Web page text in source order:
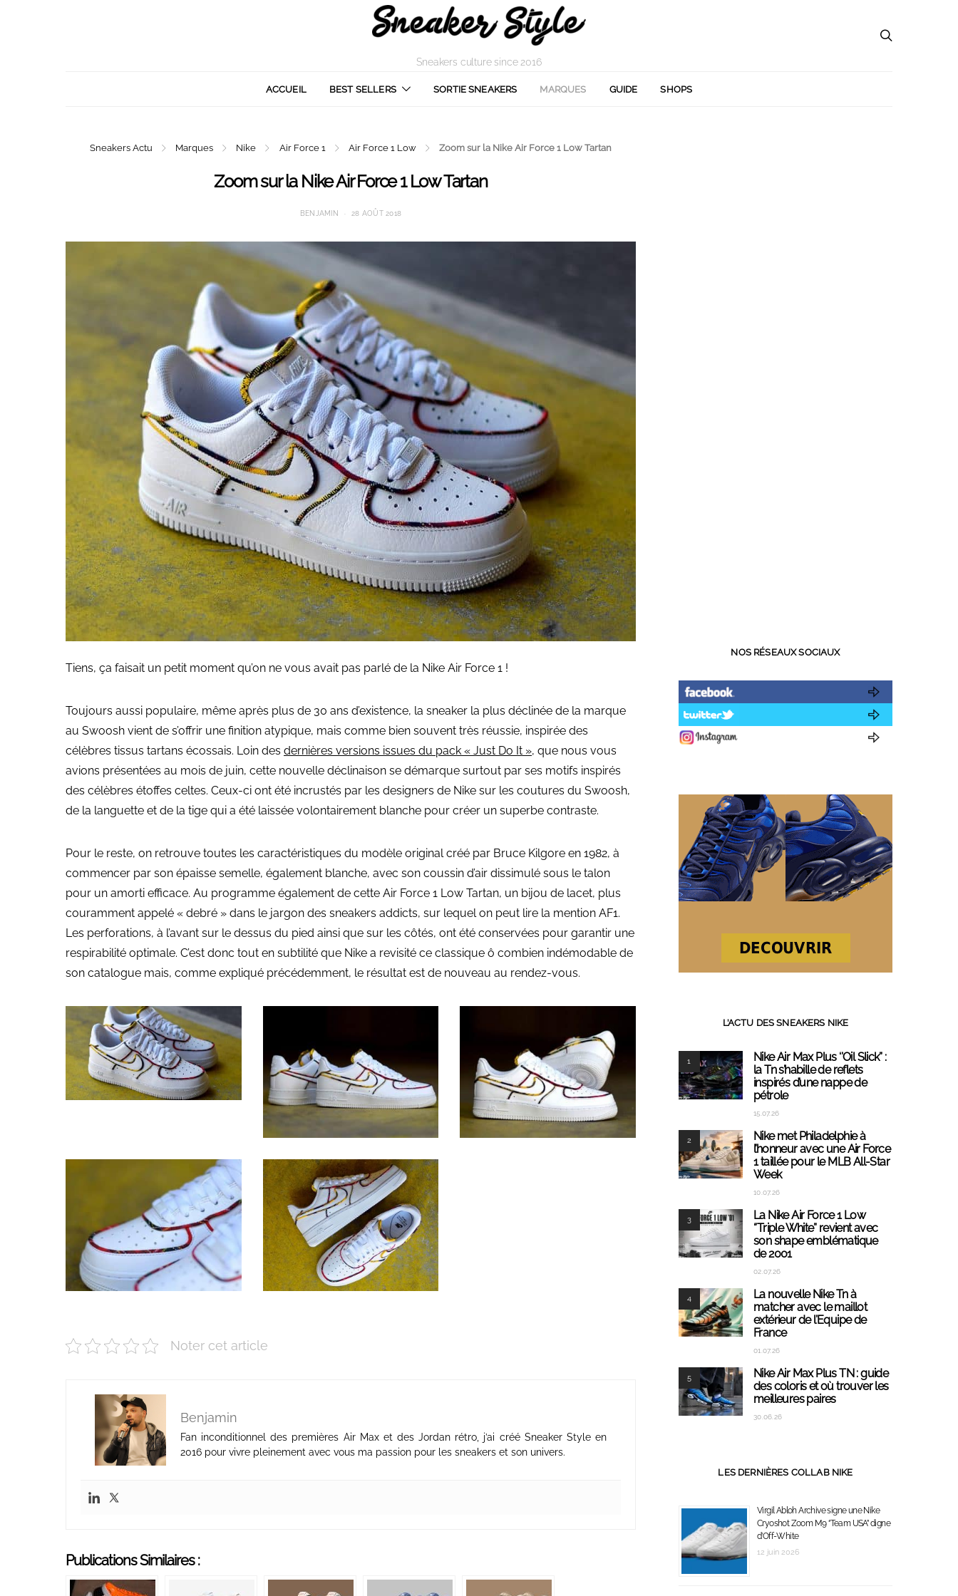
Sneakers culture since 2016
ACCUEIL BEST SELLERS SORTIE SNEAKERS MARQUES GUIDE SHOPS
Sneakers Actu Marques Nike Air Force 1 Air Force 1 Low Zoom sur la Nike Air Force 1 Low Tartan
Zoom sur la Nike Air Force 1 Low Tartan
BENJAMIN 28 AOÛT 2018
Tiens, ça faisait un petit moment qu’on ne vous avait pas parlé de la Nike Air Force 1 !
Toujours aussi populaire, même après plus de 30 ans d’existence, la sneaker la plus déclinée de la marque
au Swoosh vient de s’offrir une finition atypique, mais comme bien souvent très réussie, inspirée des
célèbres tissus tartans écossais. Loin des dernières versions issues du pack « Just Do It », que nous vous
avions présentées au mois de juin, cette nouvelle déclinaison se démarque surtout par ses motifs inspirés
des célèbres étoffes celtes. Ceux-ci ont été incrustés par les designers de Nike sur les coutures du Swoosh,
de la languette et de la tige qui a été laissée volontairement blanche pour créer un superbe contraste.
Pour le reste, on retrouve toutes les caractéristiques du modèle original créé par Bruce Kilgore en 1982, à
commencer par son épaisse semelle, également blanche, avec son coussin d’air dissimulé sous le talon
pour un amorti efficace. Au programme également de cette Air Force 1 Low Tartan, un bijou de lacet, plus
couramment appelé « debré » dans le jargon des sneakers addicts, sur lequel on peut lire la mention AF1.
Les perforations, à l’avant sur le dessus du pied ainsi que sur les côtés, ont été conservées pour garantir une
respirabilité optimale. C’est donc tout en subtilité que Nike a revisité ce classique ô combien indémodable de
son catalogue mais, comme expliqué précédemment, le résultat est de nouveau au rendez-vous.
Noter cet article
Benjamin
Fan inconditionnel des premières Air Max et des Jordan rétro, j’ai créé Sneaker Style en
2016 pour vivre pleinement avec vous ma passion pour les sneakers et son univers.
Publications Similaires :
NOS RÉSEAUX SOCIAUX
L’ACTU DES SNEAKERS NIKE
1
Nike Air Max Plus ‘’Oil Slick’’ :
la Tn s’habille de reflets
inspirés d’une nappe de
pétrole
15.07.26
2
Nike met Philadelphie à
l’honneur avec une Air Force
1 taillée pour le MLB All-Star
Week
10.07.26
3
La Nike Air Force 1 Low
‘’Triple White’’ revient avec
son shape emblématique
de 2001
02.07.26
4
La nouvelle Nike Tn à
matcher avec le maillot
extérieur de l’Equipe de
France
01.07.26
5
Nike Air Max Plus TN : guide
des coloris et où trouver les
meilleures paires
30.06.26
LES DERNIÈRES COLLAB NIKE
Virgil Abloh Archive signe une Nike
Cryoshot Zoom M9 ‘’Team USA’’ digne
d’Off-White
12 juin 2026